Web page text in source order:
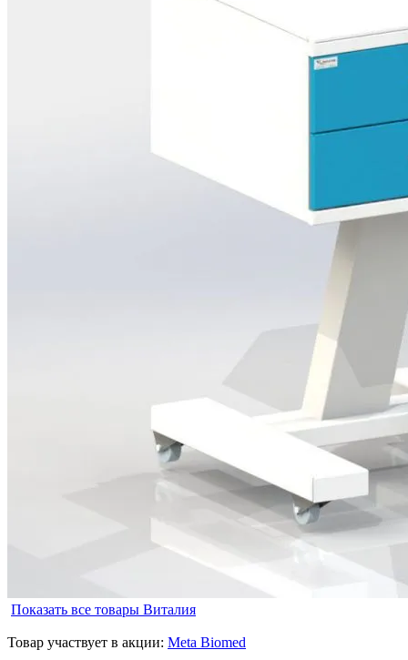
Показать все товары Виталия
Товар участвует в акции: Meta Biomed